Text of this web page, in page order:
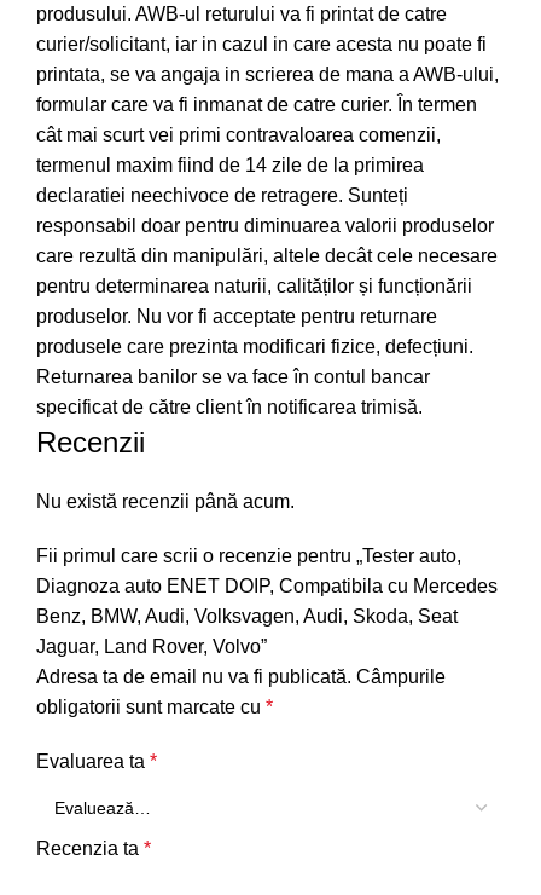
produsului. AWB-ul returului va fi printat de catre
curier/solicitant, iar in cazul in care acesta nu poate fi
printata, se va angaja in scrierea de mana a AWB-ului,
formular care va fi inmanat de catre curier. În termen
cât mai scurt vei primi contravaloarea comenzii,
termenul maxim fiind de 14 zile de la primirea
declaratiei neechivoce de retragere. Sunteți
responsabil doar pentru diminuarea valorii produselor
care rezultă din manipulări, altele decât cele necesare
pentru determinarea naturii, calităților și funcționării
produselor. Nu vor fi acceptate pentru returnare
produsele care prezinta modificari fizice, defecțiuni.
Returnarea banilor se va face în contul bancar
specificat de către client în notificarea trimisă.
Recenzii
Nu există recenzii până acum.
Fii primul care scrii o recenzie pentru „Tester auto,
Diagnoza auto ENET DOIP, Compatibila cu Mercedes
Benz, BMW, Audi, Volksvagen, Audi, Skoda, Seat
Jaguar, Land Rover, Volvo”
Adresa ta de email nu va fi publicată. Câmpurile
obligatorii sunt marcate cu *
Evaluarea ta *
Recenzia ta *